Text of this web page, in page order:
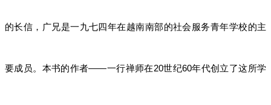
的长信，广兄是一九七四年在越南南部的社会服务青年学校的主
要成员。本书的作者——一行禅师在20世纪60年代创立了这所学